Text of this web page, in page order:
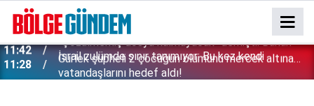
11:28
İsrail zulümde sınır tanımıyor: Bu kez kendi
vatandaşlarını hedef aldı!